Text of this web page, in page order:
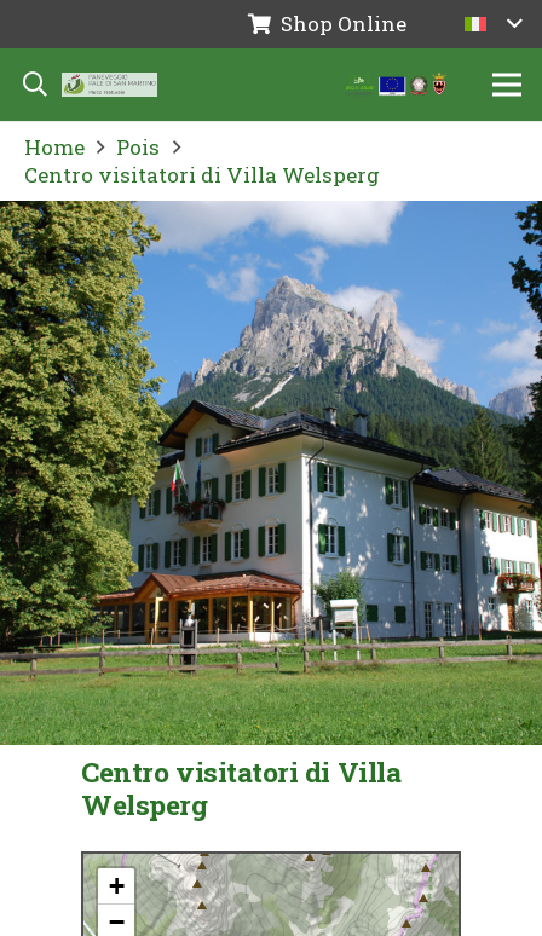
Shop Online
Home
Pois
Centro visitatori di Villa Welsperg
Centro visitatori di Villa
Welsperg